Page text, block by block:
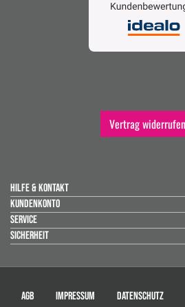
Vertrag widerrufen
HILFE & KONTAKT
KUNDENKONTO
SERVICE
SICHERHEIT
AGB IMPRESSUM DATENSCHUTZ